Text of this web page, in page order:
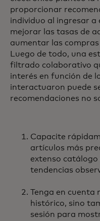
proporcionar
individuo al ingresar a
mejorar las tasas de
aumentar las
Luego de todo, una
filtrado colaborativo
interés en función de
interactuaron puede
recomendaciones no
Capacite
artículos más
extenso catálogo
tendencias
Tenga en cuenta
histórico, sino
sesión para